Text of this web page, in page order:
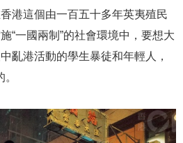
港這個由一百五十多年英夷殖民
“一國兩制”的社會環境中，要想大
亂港活動的學生暴徒和年輕人，